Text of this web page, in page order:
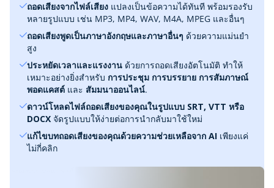
ถอดเสียงจากไฟล์เสียง แปลงเป็นข้อความได้ทันที พร้อมรองรับ
หลายรูปแบบ เช่น MP3, MP4, WAV, M4A, MPEG และอื่นๆ
ถอดเสียงพูดเป็นภาษาอังกฤษและภาษาอื่นๆ ด้วยความแม่นยำ
สูง
ประหยัดเวลาและแรงงาน ด้วยการถอดเสียงอัตโนมัติ ทำให้
เหมาะอย่างยิ่งสำหรับ การประชุม การบรรยาย การสัมภาษณ์
พอดแคสต์ และ สัมมนาออนไลน์.
ดาวน์โหลดไฟล์ถอดเสียงของคุณในรูปแบบ SRT, VTT หรือ
DOCX จัดรูปแบบให้ง่ายต่อการนำกลับมาใช้ใหม่
แก้ไขบทถอดเสียงของคุณด้วยความช่วยเหลือจาก AI เพียงแค่
ไม่กี่คลิก